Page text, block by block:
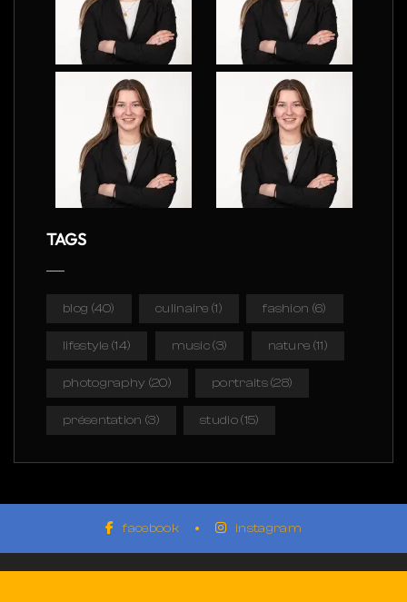
TAGS
blog (40) culinaire (1) fashion (6)
lifestyle (14) music(3) nature (11)
photography (20) portraits(28)
présentation (3) studio(15)
facebook instagram